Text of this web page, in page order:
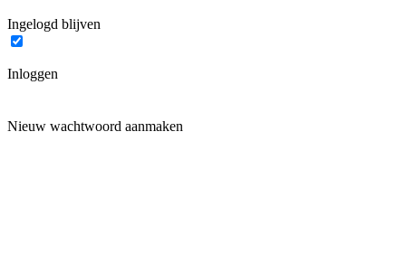
Ingelogd blijven
Inloggen
Nieuw wachtwoord aanmaken